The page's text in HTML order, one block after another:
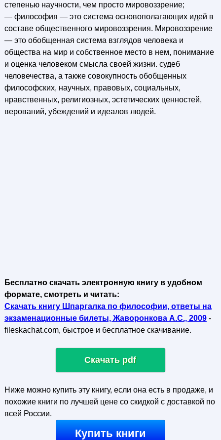
степенью научности, чем просто мировоззрение;
— философия — это система основополагающих идей в
составе общественного мировоззрения. Мировоззрение
— это обобщенная система взглядов человека и
общества на мир и собственное место в нем, понимание
и оценка человеком смысла своей жизни. судеб
человечества, а также совокупность обобщенных
философских, научных, правовых, социальных,
нравственных, религиозных, эстетических ценностей,
верований, убеждений и идеалов людей.
Бесплатно скачать электронную книгу в удобном
формате, смотреть и читать:
Скачать книгу Шпаргалка по философии, ответы на
экзаменационные билеты, Жаворонкова А.С., 2009-
fileskachat.com, быстрое и бесплатное скачивание.
Скачать pdf
Ниже можно купить эту книгу, если она есть в продаже, и
похожие книги по лучшей цене со скидкой с доставкой по
всей России.
Купить книги